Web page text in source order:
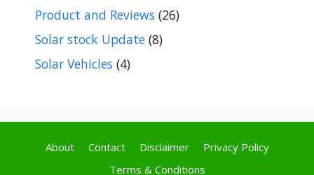
Product and Reviews (26)
Solar stock Update (8)
Solar Vehicles (4)
About Contact Disclaimer
Privacy Policy
Terms & Conditions